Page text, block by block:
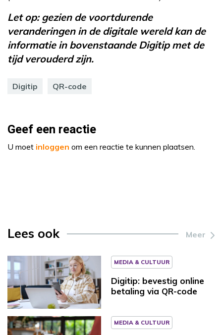
Let op: gezien de voortdurende
veranderingen in de digitale wereld kan de
informatie in bovenstaande Digitip met de
tijd verouderd zijn.
Digitip QR-code
Geef een reactie
U moet inloggen om een reactie te kunnen plaatsen.
Lees ook Meer
MEDIA & CULTUUR
Digitip: bevestig online
betaling via QR-code
MEDIA & CULTUUR